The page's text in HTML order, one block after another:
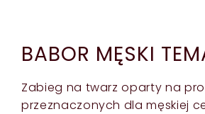
BABOR MĘSKI
Zabieg na twarz oparty na
przeznaczonych dla męskiej